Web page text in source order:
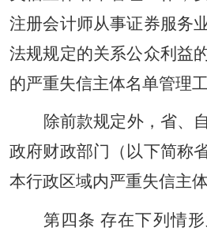
注册会计师从事证券服务
法规规定的关系公众利益
的严重失信主体名单管理工
除前款规定外，省、
政府财政部门（以下简称
本行政区域内严重失信主
第四条 存在下列情